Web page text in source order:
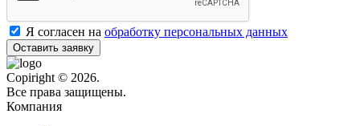
Я согласен на обработку персональных данных
Оставить заявку
Copiright © 2026.
Все права защищены.
Компания